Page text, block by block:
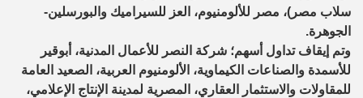
سلاب مصر)، مصر للألومنيوم، العز للسيراميك والبورسلين-
الجوهرة.
وتم إيقاف تداول أسهم؛ شركة النصر للأعمال المدنية، أبوقير
للأسمدة والصناعات الكيماوية، الألومنيوم العربية، الصعيد العامة
للمقاولات والاستثمار العقاري، المصرية لمدينة الإنتاج الإعلامي،